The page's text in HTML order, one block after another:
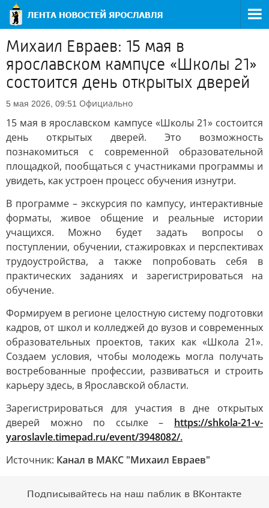
Михаил Евраев: 15 мая в
ярославском кампусе «Школы 21»
состоится день открытых дверей
5 мая 2026, 09:51 Официально
15 мая в ярославском кампусе «Школы 21» состоится
день открытых дверей. Это возможность
познакомиться с современной образовательной
площадкой, пообщаться с участниками программы и
увидеть, как устроен процесс обучения изнутри.
В программе – экскурсия по кампусу, интерактивные
форматы, живое общение и реальные истории
учащихся. Можно будет задать вопросы о
поступлении, обучении, стажировках и перспективах
трудоустройства, а также попробовать себя в
практических заданиях и зарегистрироваться на
обучение.
Формируем в регионе целостную систему подготовки
кадров, от школ и колледжей до вузов и современных
образовательных проектов, таких как «Школа 21».
Создаем условия, чтобы молодежь могла получать
востребованные профессии, развиваться и строить
карьеру здесь, в Ярославской области.
Зарегистрироваться для участия в дне открытых
дверей можно по ссылке – https://shkola-21-v-
yaroslavle.timepad.ru/event/3948082/.
Источник: Канал в МАКС "Михаил Евраев"
Подписывайтесь на наш паблик в ВКонтакте